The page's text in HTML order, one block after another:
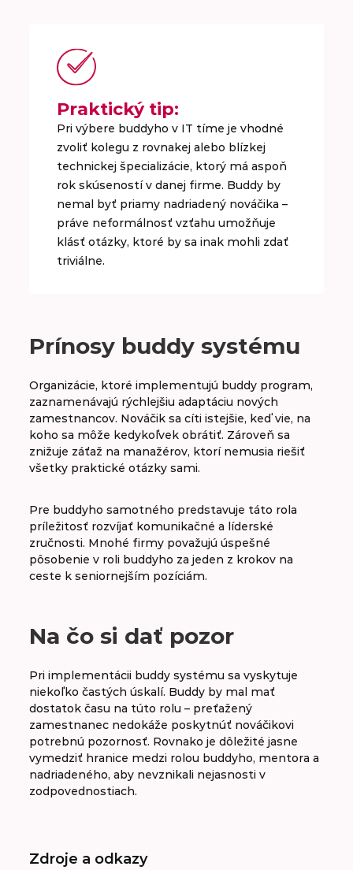
Praktický tip:
Pri výbere buddyho v IT tíme je vhodné
zvoliť kolegu z rovnakej alebo blízkej
technickej špecializácie, ktorý má aspoň
rok skúseností v danej firme. Buddy by
nemal byť priamy nadriadený nováčika –
práve neformálnosť vzťahu umožňuje
klásť otázky, ktoré by sa inak mohli zdať
triviálne.
Prínosy buddy systému
Organizácie, ktoré implementujú buddy program,
zaznamenávajú rýchlejšiu adaptáciu nových
zamestnancov. Nováčik sa cíti istejšie, keď vie, na
koho sa môže kedykoľvek obrátiť. Zároveň sa
znižuje záťaž na manažérov, ktorí nemusia riešiť
všetky praktické otázky sami.
Pre buddyho samotného predstavuje táto rola
príležitosť rozvíjať komunikačné a líderské
zručnosti. Mnohé firmy považujú úspešné
pôsobenie v roli buddyho za jeden z krokov na
ceste k seniornejším pozíciám.
Na čo si dať pozor
Pri implementácii buddy systému sa vyskytuje
niekoľko častých úskalí. Buddy by mal mať
dostatok času na túto rolu – preťažený
zamestnanec nedokáže poskytnúť nováčikovi
potrebnú pozornosť. Rovnako je dôležité jasne
vymedziť hranice medzi rolou buddyho, mentora a
nadriadeného, aby nevznikali nejasnosti v
zodpovednostiach.
Zdroje a odkazy